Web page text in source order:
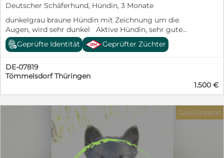
Deutscher Schäferhund, Hündin, 3 Monate
dunkelgrau braune Hündin mit Zeichnung um die
Augen, wird sehr dunkel Aktive Hündin, sehr gute
Trittsicherheit unbefangen und ein sehr guter Spieler,
freundlich und aufgeschlossen. Etwas kleiner und zarter
als die anderen beiden.
Geprüfte Identität Geprüfter Züchter
DE-07819
Tömmelsdorf Thüringen
1.500 €
Gold-Inserat